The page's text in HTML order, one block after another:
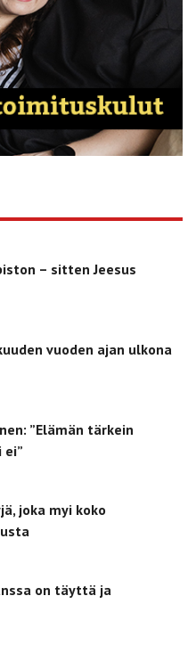
– sitten Jeesus
vuoden ajan ulkona
”Elämän tärkein
ei”
joka myi koko
on täyttä ja